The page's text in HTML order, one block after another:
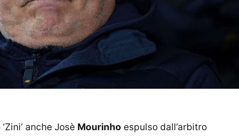
anche Josè Mourinho espulso dall’arbitro